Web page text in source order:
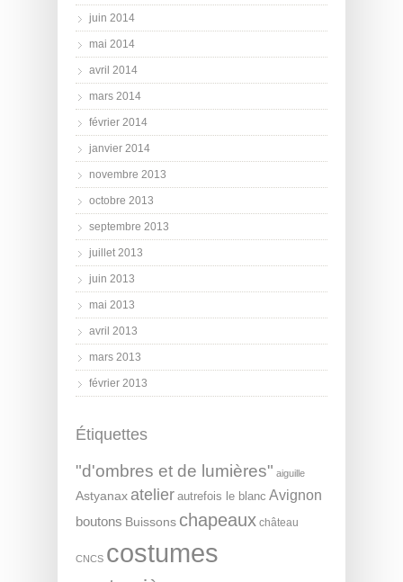
juin 2014
mai 2014
avril 2014
mars 2014
février 2014
janvier 2014
novembre 2013
octobre 2013
septembre 2013
juillet 2013
juin 2013
mai 2013
avril 2013
mars 2013
février 2013
Étiquettes
"d'ombres et de lumières" aiguille
Astyanax atelier autrefois le blanc Avignon
boutons Buissons chapeaux château
CNCS costumes